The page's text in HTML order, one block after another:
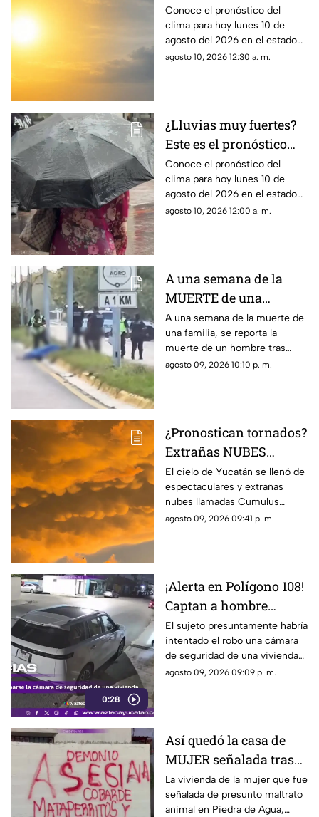
lunes 10 de agosto en
Campeche
Conoce el pronóstico del
clima para hoy lunes 10 de
agosto del 2026 en el estado
de Campeche y toma tus
agosto 10, 2026 12:30 a. m.
¿Lluvias muy fuertes?
Este es el pronóstico
del clima HOY, lunes 10
de agosto en Yucatán
Conoce el pronóstico del
clima para hoy lunes 10 de
agosto del 2026 en el estado
de Yucatán y toma tus
agosto 10, 2026 12:00 a. m.
A una semana de la
MUERTE de una
familia en carretera de
Campeche, otro hombre
pierde la vida en
accidente
A una semana de la muerte de
una familia, se reporta la
muerte de un hombre tras
fuerte accidente en carretera
agosto 09, 2026 10:10 p. m.
¿Pronostican tornados?
Extrañas NUBES
'mammatus' aparecen
en Yucatán; este es su
inquietante significado
El cielo de Yucatán se llenó de
espectaculares y extrañas
nubes llamadas Cumulus
Mammatus las cuales parecen
agosto 09, 2026 09:41 p. m.
0:28
¡Alerta en Polígono 108!
Captan a hombre
intentando ROBAR una
cámara de seguridad
en vivienda
El sujeto presuntamente habría
intentado el robo una cámara
de seguridad de una vivienda
en Polígono 108, así fue el
agosto 09, 2026 09:09 p. m.
Así quedó la casa de
MUJER señalada tras
la MU3RTE de
anim4les en Umán
La vivienda de la mujer que fue
señalada de presunto maltrato
animal en Piedra de Agua,